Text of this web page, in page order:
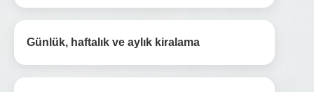
Günlük, haftalık ve aylık kiralama